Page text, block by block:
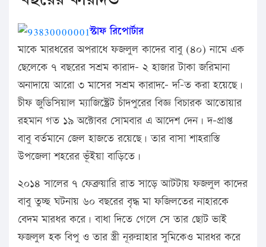
স্টাফ রিপোর্টার
মাকে মারধরের অপরাধে ফজলুল কাদের বাবু (৪০) নামে এক
ছেলেকে ৭ বছরের সশ্রম কারাদ- ২ হাজার টাকা জরিমানা
অনাদায়ে আরো ৩ মাসের সশ্রম কারাদ-ে দ-িত করা হয়েছে।
চীফ জুডিসিয়াল ম্যাজিস্ট্রেট চাঁদপুরের বিজ্ঞ বিচারক আতোয়ার
রহমান গত ১৯ অক্টোবর সোমবার এ আদেশ দেন। দ-প্রাপ্ত
বাবু বর্তমানে জেল হাজতে রয়েছে। তার বাসা শাহরাস্তি
উপজেলা শহরের ভূঁইয়া বাড়িতে।
২০১৪ সালের ৭ ফেব্রুয়ারি রাত সাড়ে আটটায় ফজলুল কাদের
বাবু তুচ্ছ ঘটনায় ৬০ বছরের বৃদ্ধ মা ফজিলতের নাহারকে
বেদম মারধর করে। বাধা দিতে গেলে সে তার ছোট ভাই
ফজলুল হক বিপু ও তার স্ত্রী নূরুন্নাহার সুমিকেও মারধর করে